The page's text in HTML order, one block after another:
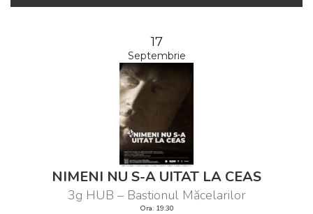
17
Septembrie
NIMENI NU S-A UITAT LA CEAS
3g HUB – Bastionul Măcelarilor
Ora: 19:30